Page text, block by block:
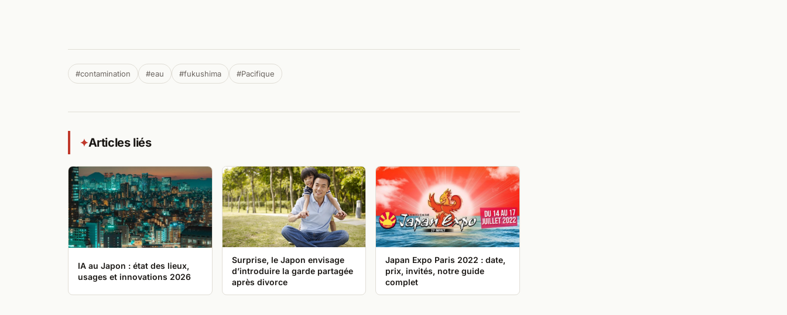
#contamination #eau #fukushima #Pacifique
✦Articles liés
IA au Japon : état des lieux,
usages et innovations 2026
Surprise, le Japon envisage
d’introduire la garde partagée
après divorce
Japan Expo Paris 2022 : date,
prix, invités, notre guide
complet